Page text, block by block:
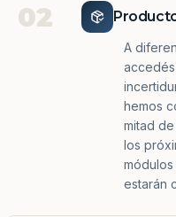
02
A
hemos
mitad
los
estarán